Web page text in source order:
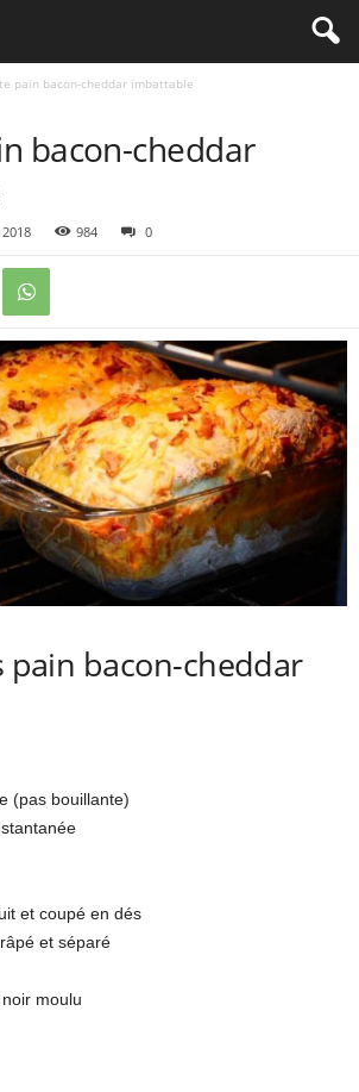
pain bacon-cheddar imbattable
bacon-cheddar
984 0
pain bacon-cheddar
(pas bouillante)
et coupé en dés
et séparé
moulu